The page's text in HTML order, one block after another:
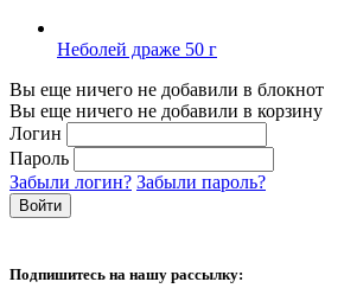
Неболей драже 50 г
Вы еще ничего не добавили в блокнот
Вы еще ничего не добавили в корзину
Логин
Пароль
Забыли логин? Забыли пароль?
Подпишитесь на нашу рассылку: